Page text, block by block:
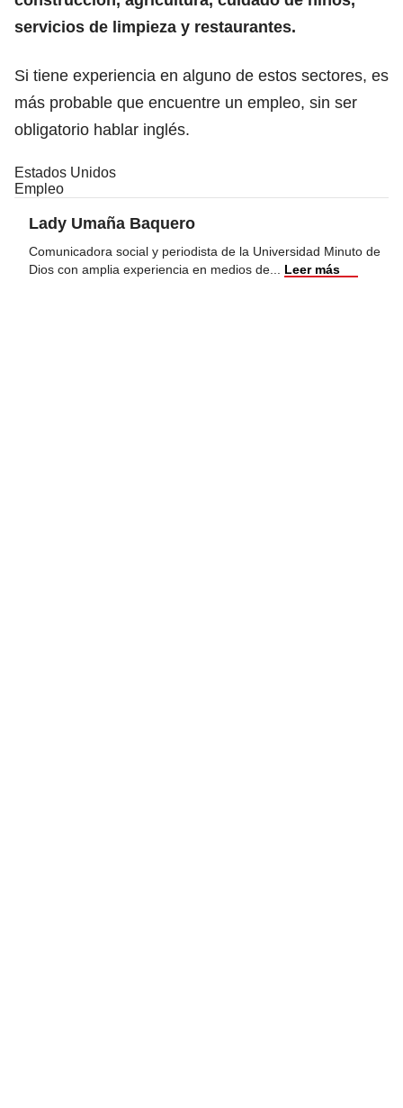
servicios de limpieza y restaurantes.
Si tiene experiencia en alguno de estos sectores, es
más probable que encuentre un empleo, sin ser
obligatorio hablar inglés.
Estados Unidos
Empleo
Lady Umaña Baquero
Comunicadora social y periodista de la Universidad Minuto de
Dios con amplia experiencia en medios de
Leer más